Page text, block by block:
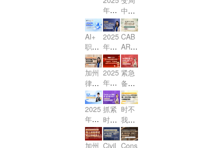
考！
攻克
高频
难点
考点
突破
与高
分策
略
Sere
na带
你攻
克高
频考
点，
带你
突
破‘小
法’失
分重
灾
区！"
讲师
带你
直击
核
心，
稳-p
ass
高
分！
拿证
流程
与备
考高
效路
径
冲刺
Essa
y & P
T守
分利
器
+万
能公
式
——
第二
弹
（PT
篇）！
冲刺
Essa
y & P
T守
分利
器
+万
能公
式
——
第一
弹
（Es
say
年CA
BAR
火热
报名
中 R
eal P
roper
ty物
权法
第二
讲公
开
课，
亮相
中的
选
择：
2025
全球
法治
格局
下，
USB
AR与
香港
OLQ
E的
职业
AI+
职业
赋
能：
涉外
法律
职场
变革
与机
遇 暨
威普
2025
年CA
BAR
报名
开始
啦！
你准
备好
了
吗？
CAB
AR报
名进
行
中，
4月3
0日
前提
交申
请省
下延
加州
律考
MBE
改M
C
Q！7
月律
考新
2025
年蛇
年新
春首
播 灵
蛇献
瑞，
首战
紧急
备
战！
2025
年CA
BAR
考试
临
2025
年2
月CA
BAR
抓紧
时
间！
2025
时不
我
待：
2025
加州 Civil Cons